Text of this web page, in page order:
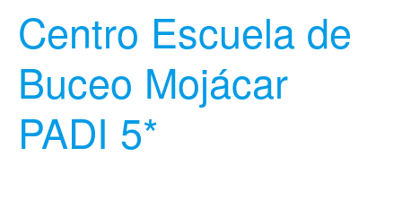
Centro Escuela de
Buceo Mojácar
PADI 5*